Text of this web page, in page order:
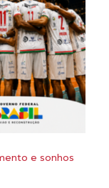
e sonhos